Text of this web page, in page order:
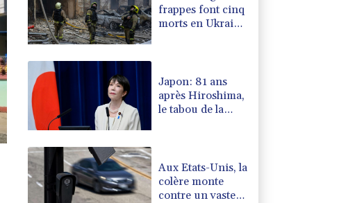
frappes font cinq
morts en Ukraine
Japon: 81 ans
après Hiroshima,
le tabou de la
Aux Etats-Unis, la
colère monte
contre un vaste